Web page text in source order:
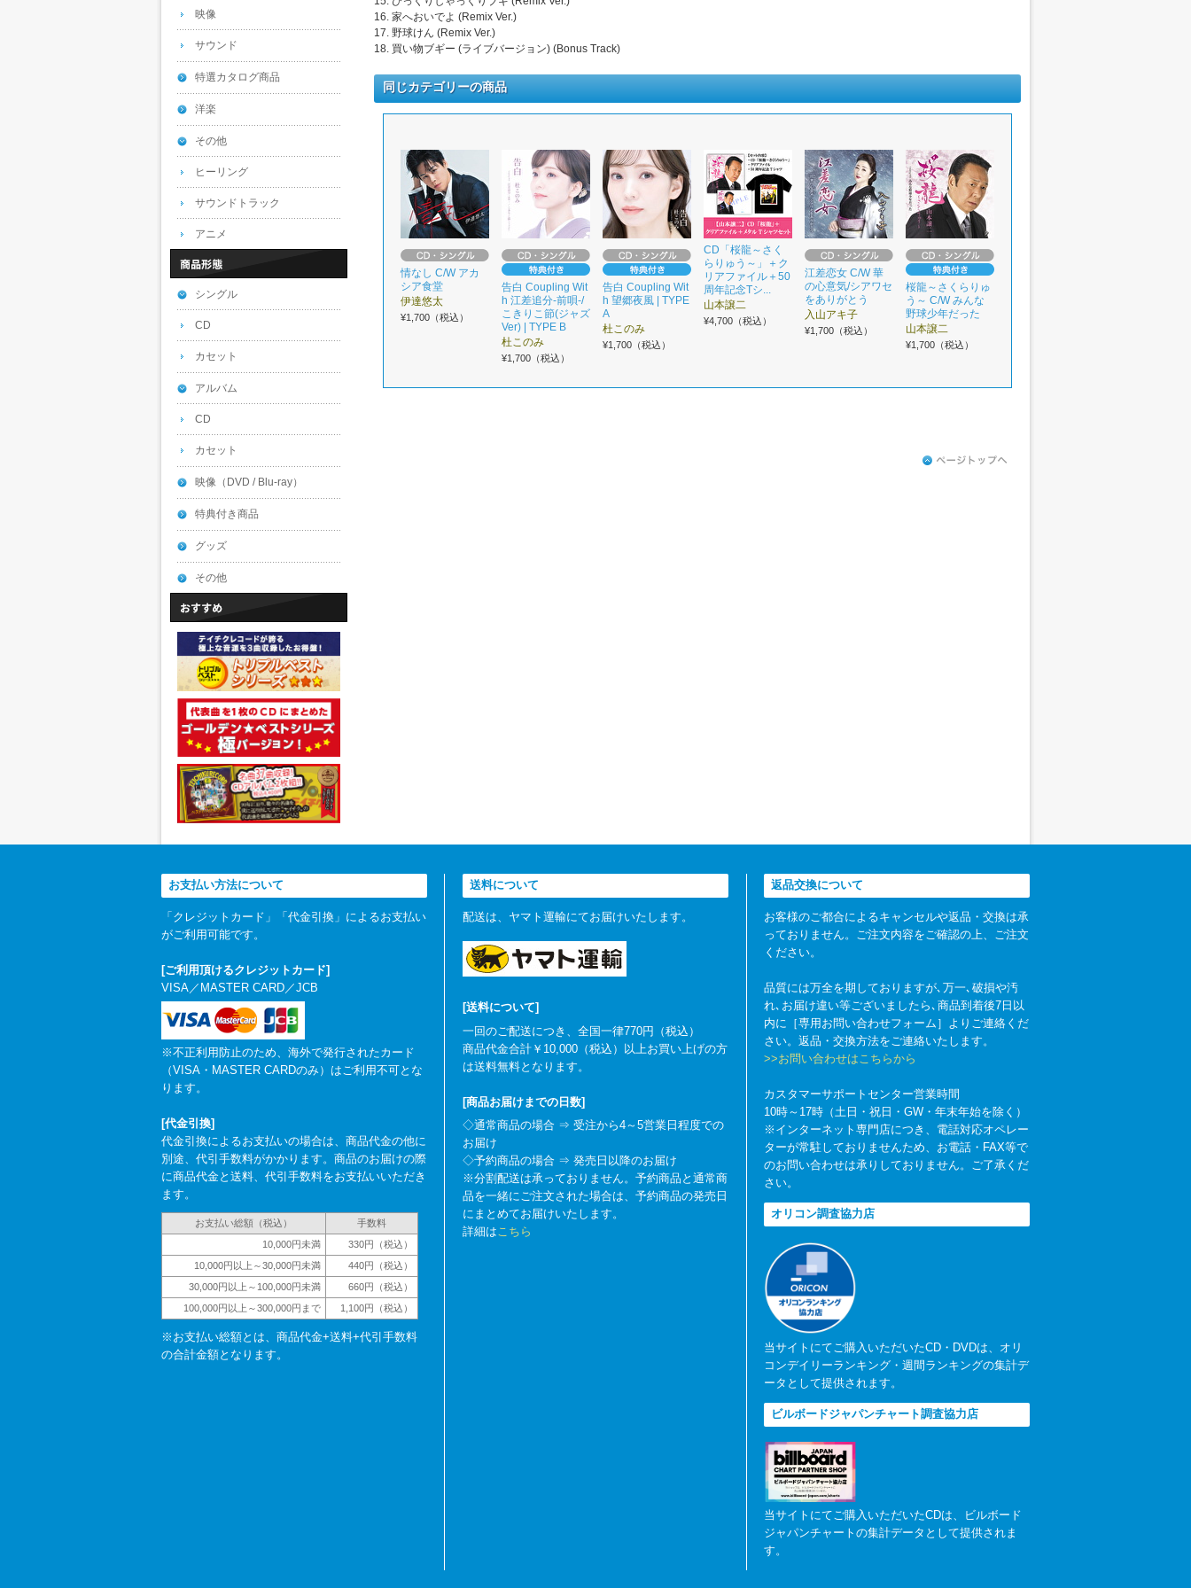
16. 家へおいでよ (Remix Ver.)
17. 野球けん (Remix Ver.)
18. 買い物ブギー (ライブバージョン) (Bonus Track)
同じカテゴリーの商品
情なし C/W アカ
シア食堂
伊達悠太
¥1,700（税込）
告白 Coupling Wit
h 江差追分-前唄-/
こきりこ節(ジャズ
Ver) | TYPE B
杜このみ
¥1,700（税込）
告白 Coupling Wit
h 望郷夜風 | TYPE
A
杜このみ
¥1,700（税込）
CD「桜龍～さく
らりゅう～」＋ク
リアファイル＋50
周年記念Tシ...
山本譲二
¥4,700（税込）
江差恋女 C/W 華
の心意気/シアワセ
をありがとう
入山アキ子
¥1,700（税込）
桜龍～さくらりゅ
う～ C/W みんな
野球少年だった
山本譲二
¥1,700（税込）
映像
サウンド
特選カタログ商品
洋楽
その他
ヒーリング
サウンドトラック
アニメ
シングル
CD
カセット
アルバム
CD
カセット
映像（DVD / Blu-ray）
特典付き商品
グッズ
その他
お支払い方法について
「クレジットカード」「代金引換」によるお支払い
がご利用可能です。
[ご利用頂けるクレジットカード]
VISA／MASTER CARD／JCB
※不正利用防止のため、海外で発行されたカード
（VISA・MASTER CARDのみ）はご利用不可とな
ります。
[代金引換]
代金引換によるお支払いの場合は、商品代金の他に
別途、代引手数料がかかります。商品のお届けの際
に商品代金と送料、代引手数料をお支払いいただき
ます。
お支払い総額（税込）
手数料
10,000円未満
330円（税込）
10,000円以上～30,000円未満
440円（税込）
30,000円以上～100,000円未満
660円（税込）
100,000円以上～300,000円まで
1,100円（税込）
※お支払い総額とは、商品代金+送料+代引手数料
の合計金額となります。
送料について
配送は、ヤマト運輸にてお届けいたします。
[送料について]
一回のご配送につき、全国一律770円（税込）
商品代金合計￥10,000（税込）以上お買い上げの方
は送料無料となります。
[商品お届けまでの日数]
◇通常商品の場合 ⇒ 受注から4～5営業日程度での
お届け
◇予約商品の場合 ⇒ 発売日以降のお届け
※分割配送は承っておりません。予約商品と通常商
品を一緒にご注文された場合は、予約商品の発売日
にまとめてお届けいたします。
詳細はこちら
返品交換について
お客様のご都合によるキャンセルや返品・交換は承
っておりません。ご注文内容をご確認の上、ご注文
ください。
品質には万全を期しておりますが､万一､破損や汚
れ､お届け違い等ございましたら､商品到着後7日以
内に［専用お問い合わせフォーム］よりご連絡くだ
さい。返品・交換方法をご連絡いたします。
>>お問い合わせはこちらから
カスタマーサポートセンター営業時間
10時～17時（土日・祝日・GW・年末年始を除く）
※インターネット専門店につき、電話対応オペレー
ターが常駐しておりませんため、お電話・FAX等で
のお問い合わせは承りしておりません。ご了承くだ
さい。
オリコン調査協力店
当サイトにてご購入いただいたCD・DVDは、オリ
コンデイリーランキング・週間ランキングの集計デ
ータとして提供されます。
ビルボードジャパンチャート調査協力店
当サイトにてご購入いただいたCDは、ビルボード
ジャパンチャートの集計データとして提供されま
す。